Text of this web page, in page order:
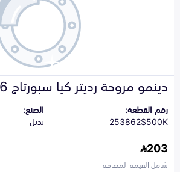
دينمو مروحة رديتر كيا سبورتاج 2016
رقم القطعة:
253862S500K
الصنع:
بديل
203
شامل القيمة المضافة